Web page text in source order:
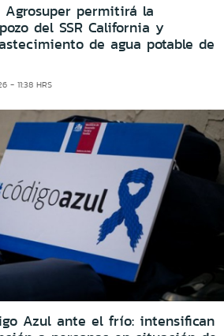
Agrosuper permitirá la
del SSR California y
de agua potable de
- 11:38 HRS
Azul ante el frío: intensifican